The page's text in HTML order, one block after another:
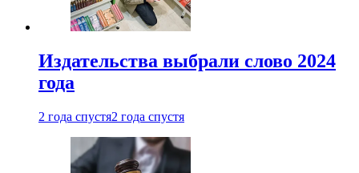
Издательства выбрали слово 2024
года
2 года спустя2 года спустя